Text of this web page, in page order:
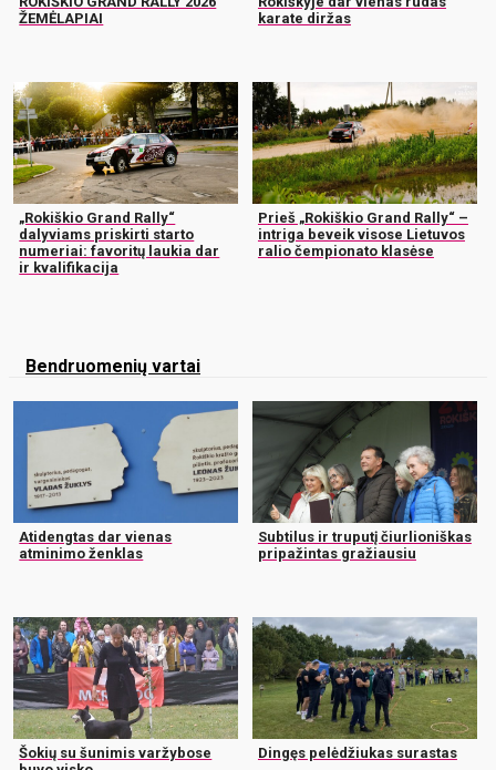
ŽEMĖLAPIAI
karate diržas
„Rokiškio Grand Rally“
dalyviams priskirti starto
numeriai: favoritų laukia dar
ir kvalifikacija
Prieš „Rokiškio Grand Rally“ –
intriga beveik visose Lietuvos
ralio čempionato klasėse
Bendruomenių vartai
Atidengtas dar vienas
atminimo ženklas
Subtilus ir truputį čiurlioniškas
pripažintas gražiausiu
Šokių su šunimis varžybose
Dingęs pelėdžiukas surastas